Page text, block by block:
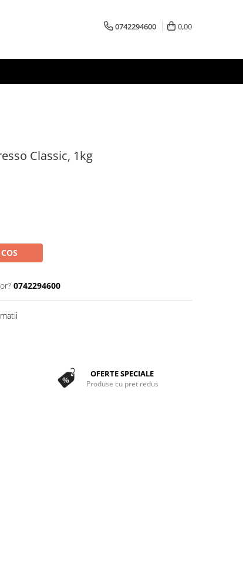
0742294600 0,00
Classic, 1kg
0742294600
OFERTE SPECIALE
Produse cu pret redus